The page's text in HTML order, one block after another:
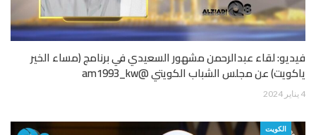
فيديو: لقاء عبدالرحمن مشهور السعيدي في برنامج (مساء الخير
ياكويت) عن مجلس الشباب الكويتي @am1993_kw
4 يناير 2024
الكويت